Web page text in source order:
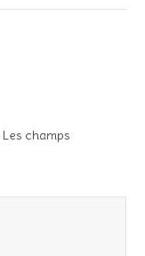
Les champs